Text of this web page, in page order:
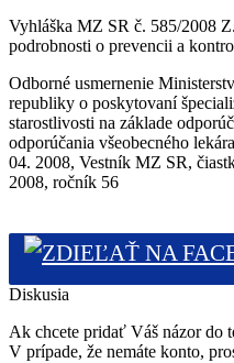
Vyhláška MZ SR č. 585/2008
podrobnosti o prevencii a
Odborné usmernenie
republiky o poskytovaní
starostlivosti na základe
odporúčania všeobecného
04. 2008, Vestník MZ SR,
2008, ročník 56
Diskusia
Ak chcete pridať Váš názor do
V prípade, že nemáte konto,